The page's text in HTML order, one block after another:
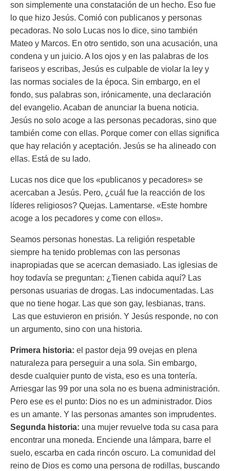
son simplemente una constatación de un hecho. Eso fue
lo que hizo Jesús. Comió con publicanos y personas
pecadoras. No solo Lucas nos lo dice, sino también
Mateo y Marcos. En otro sentido, son una acusación, una
condena y un juicio. A los ojos y en las palabras de los
fariseos y escribas, Jesús es culpable de violar la ley y
las normas sociales de la época. Sin embargo, en el
fondo, sus palabras son, irónicamente, una declaración
del evangelio. Acaban de anunciar la buena noticia.
Jesús no solo acoge a las personas pecadoras, sino que
también come con ellas. Porque comer con ellas significa
que hay relación y aceptación. Jesús se ha alineado con
ellas. Está de su lado.
Lucas nos dice que los «publicanos y pecadores» se
acercaban a Jesús. Pero, ¿cuál fue la reacción de los
líderes religiosos? Quejas. Lamentarse. «Este hombre
acoge a los pecadores y come con ellos».
Seamos personas honestas. La religión respetable
siempre ha tenido problemas con las personas
inapropiadas que se acercan demasiado. Las iglesias de
hoy todavía se preguntan: ¿Tienen cabida aquí? Las
personas usuarias de drogas. Las indocumentadas. Las
que no tiene hogar. Las que son gay, lesbianas, trans.
Las que estuvieron en prisión. Y Jesús responde, no con
un argumento, sino con una historia.
Primera historia: el pastor deja 99 ovejas en plena
naturaleza para perseguir a una sola. Sin embargo,
desde cualquier punto de vista, eso es una tontería.
Arriesgar las 99 por una sola no es buena administración.
Pero ese es el punto: Dios no es un administrador. Dios
es un amante. Y las personas amantes son imprudentes.
Segunda historia: una mujer revuelve toda su casa para
encontrar una moneda. Enciende una lámpara, barre el
suelo, escarba en cada rincón oscuro. La comunidad del
reino de Dios es como una persona de rodillas, buscando